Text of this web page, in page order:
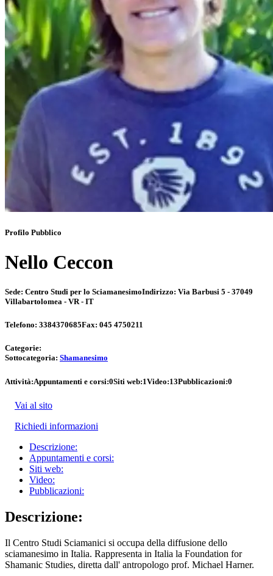
Profilo Pubblico
Nello Ceccon
Sede: Centro Studi per lo SciamanesimoIndirizzo: Via Barbusi 5 - 37049
Villabartolomea - VR - IT
Telefono: 3384370685Fax: 045 4750211
Categorie:
Sottocategoria: Shamanesimo
Attività:Appuntamenti e corsi:0Siti web:1Video:13Pubblicazioni:0
Vai al sito
Richiedi informazioni
Descrizione:
Appuntamenti e corsi:
Siti web:
Video:
Pubblicazioni:
Descrizione:
Il Centro Studi Sciamanici si occupa della diffusione dello
sciamanesimo in Italia. Rappresenta in Italia la Foundation for
Shamanic Studies, diretta dall' antropologo prof. Michael Harner.